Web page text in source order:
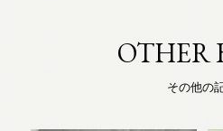
OTHER
その他の